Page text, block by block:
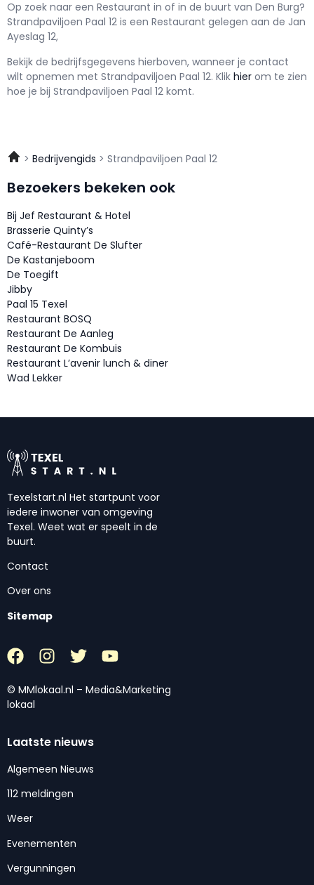
Op zoek naar een Restaurant in of in de buurt van Den Burg?
Strandpaviljoen Paal 12 is een Restaurant gelegen aan de Jan
Ayeslag 12,
Bekijk de bedrijfsgegevens hierboven, wanneer je contact
wilt opnemen met Strandpaviljoen Paal 12. Klik hier om te zien
hoe je bij Strandpaviljoen Paal 12 komt.
Bedrijvengids Strandpaviljoen Paal 12
Bezoekers bekeken ook
Bij Jef Restaurant & Hotel
Brasserie Quinty’s
Café-Restaurant De Slufter
De Kastanjeboom
De Toegift
Jibby
Paal 15 Texel
Restaurant BOSQ
Restaurant De Aanleg
Restaurant De Kombuis
Restaurant L’avenir lunch & diner
Wad Lekker
Texelstart.nl Het startpunt voor
iedere inwoner van omgeving
Texel. Weet wat er speelt in de
buurt.
Contact
Over ons
Sitemap
© MMlokaal.nl – Media&Marketing
lokaal
Laatste nieuws
Algemeen Nieuws
112 meldingen
Weer
Evenementen
Vergunningen